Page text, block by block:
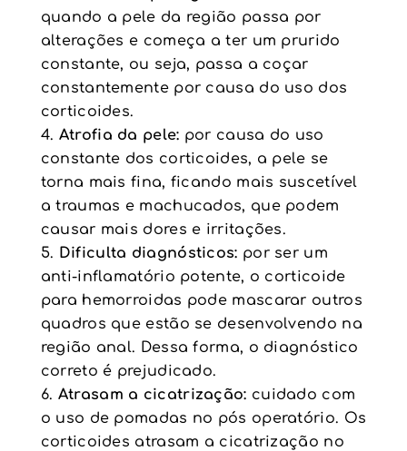
quando a pele da região passa por
alterações e começa a ter um prurido
constante, ou seja, passa a coçar
constantemente por causa do uso dos
corticoides.
Atrofia da pele: por causa do uso
constante dos corticoides, a pele se
torna mais fina, ficando mais suscetível
a traumas e machucados, que podem
causar mais dores e irritações.
Dificulta diagnósticos: por ser um
anti-inflamatório potente, o corticoide
para hemorroidas pode mascarar outros
quadros que estão se desenvolvendo na
região anal. Dessa forma, o diagnóstico
correto é prejudicado.
Atrasam a cicatrização: cuidado com
o uso de pomadas no pós operatório. Os
corticoides atrasam a cicatrização no